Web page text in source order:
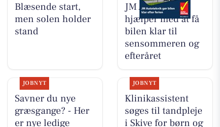
Blæsende start,
men solen holder
stand
JM Autoteknik
hjælper med at få
bilen klar til
sensommeren og
efteråret
JOBNYT
Savner du nye
græsgange? - Her
er nye ledige
JOBNYT
Klinikassistent
søges til tandpleje
i Skive for børn og